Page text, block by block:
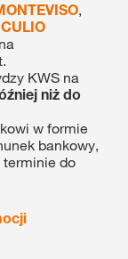
,
KWS na
niż do
w formie
bankowy,
terminie do